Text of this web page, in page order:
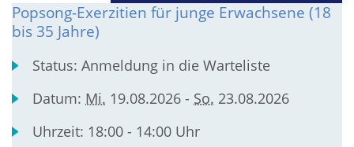
Popsong-Exerzitien für junge Erwachsene (18
bis 35 Jahre)
Status:Anmeldung in die Warteliste
Datum: Mi. 19.08.2026 - So. 23.08.2026
Uhrzeit: 18:00 - 14:00 Uhr